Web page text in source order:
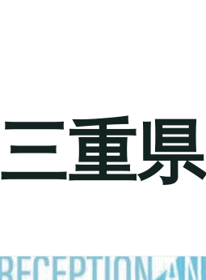
三重県